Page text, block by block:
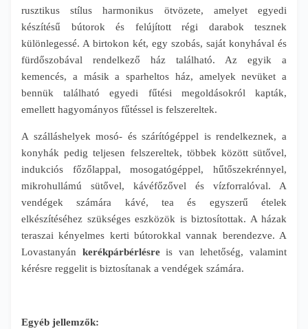
rusztikus stílus harmonikus ötvözete, amelyet egyedi
készítésű bútorok és felújított régi darabok tesznek
különlegessé. A birtokon két, egy szobás, saját konyhával és
fürdőszobával rendelkező ház található. Az egyik a
kemencés, a másik a sparheltos ház, amelyek nevüket a
bennük található egyedi fűtési megoldásokról kapták,
emellett hagyományos fűtéssel is felszereltek.
A szálláshelyek mosó- és szárítógéppel is rendelkeznek, a
konyhák pedig teljesen felszereltek, többek között sütővel,
indukciós főzőlappal, mosogatógéppel, hűtőszekrénnyel,
mikrohullámú sütővel, kávéfőzővel és vízforralóval. A
vendégek számára kávé, tea és egyszerű ételek
elkészítéséhez szükséges eszközök is biztosítottak. A házak
teraszai kényelmes kerti bútorokkal vannak berendezve. A
Lovastanyán kerékpárbérlésreis van lehetőség, valamint
kérésre reggelit is biztosítanak a vendégek számára.
Egyéb jellemzők: